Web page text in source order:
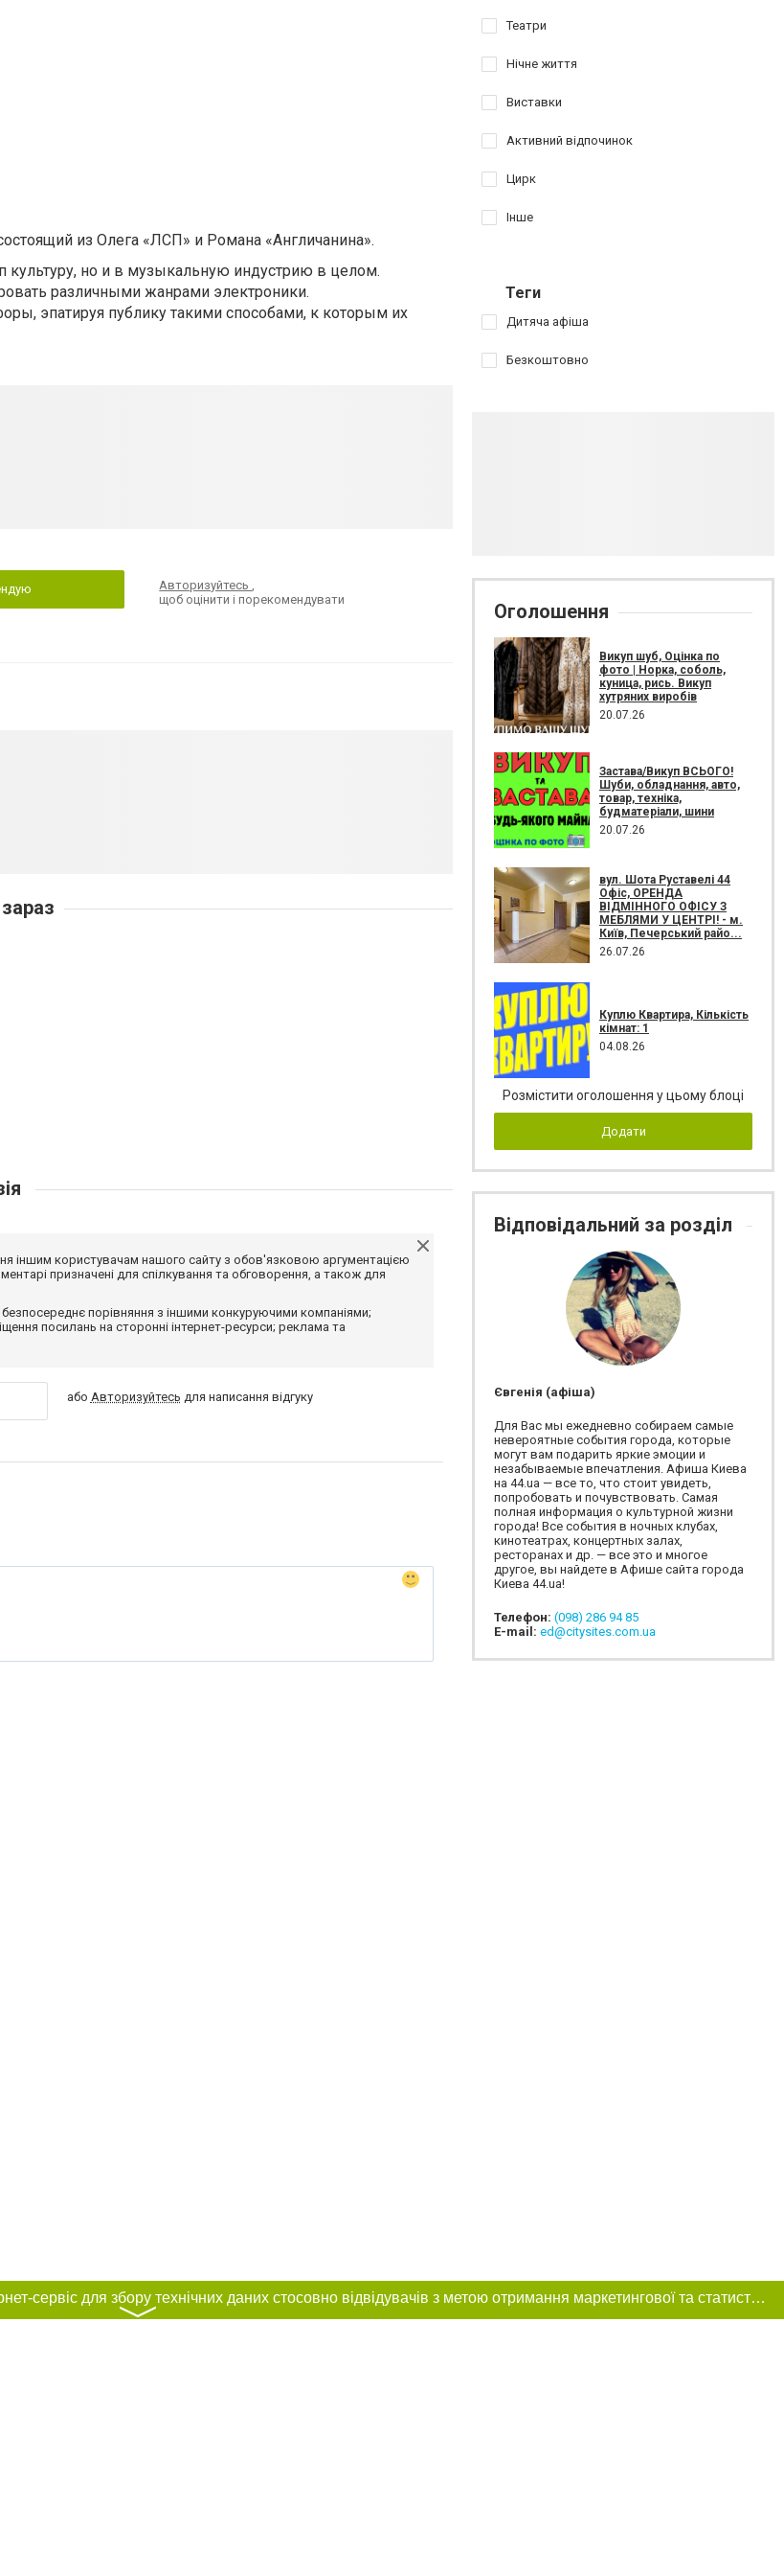
из Олега «ЛСП» и Романа «Англичанина».
культуру, но и в музыкальную индустрию в целом.
различными жанрами электроники.
эпатируя публику такими способами, к которым их
Авторизуйтесь
щоб оцінити і порекомендувати
зараз
іншим користувачам нашого сайту з обов'язковою аргументацією
призначені для спілкування та обговорення, а також для
порівняння з іншими конкуруючими компаніями;
посилань на сторонні інтернет-ресурси; реклама та
або Авторизуйтесь для написання відгуку
Театри
Нічне життя
Виставки
Активний відпочинок
Цирк
Інше
Теги
Дитяча афіша
Безкоштовно
Оголошення
Викуп шуб, Оцінка по
фото | Норка, соболь,
куница, рись. Викуп
хутряних виробів
20.07.26
Застава/Викуп ВСЬОГО!
Шуби, обладнання, авто,
товар, техніка,
будматеріали, шини
20.07.26
вул. Шота Руставелі 44
Офіс, ОРЕНДА
ВІДМІННОГО ОФІСУ З
МЕБЛЯМИ У ЦЕНТРІ! - м.
Київ, Печерський райо...
26.07.26
Куплю Квартира, Кількість
кімнат: 1
04.08.26
Розмістити оголошення у цьому блоці
Додати
Відповідальний за розділ
Євгенія (афіша)
Для Вас мы ежедневно собираем самые
невероятные события города, которые
могут вам подарить яркие эмоции и
незабываемые впечатления. Афиша Киева
на 44.ua — все то, что стоит увидеть,
попробовать и почувствовать. Самая
полная информация о культурной жизни
города! Все события в ночных клубах,
кинотеатрах, концертных залах,
ресторанах и др. — все это и многое
другое, вы найдете в Афише сайта города
Киева 44.ua!
Телефон: (098) 286 94 85
E-mail: ed@citysites.com.ua
Цей сайт використовує «cookies». Також веб-сайт використовує інтернет-сервіс для збору технічних даних стосовно відвідувачів з метою отримання маркетингової та статистичної інформації. Умови обробки даних відвідувачів сайту див.
〉